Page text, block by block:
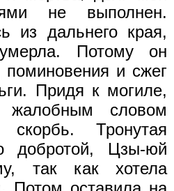
не выполнен.
из дальнего края,
Потому он
и сжег
Придя к могиле,
словом
Тронутая
добротой, Цзы-юй
так как хотела